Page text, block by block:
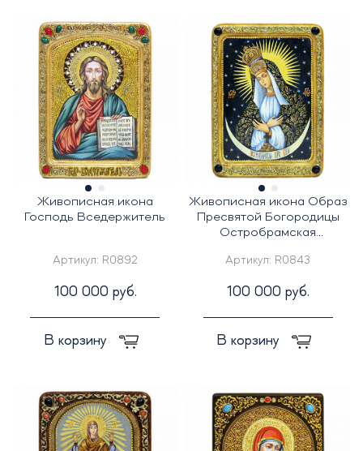
Живописная икона
Господь Вседержитель
Артикул: R0892
100 000 руб.
В корзину
Живописная икона Образ
Пресвятой Богородицы
Остробрамская
Артикул: R0843
100 000 руб.
В корзину